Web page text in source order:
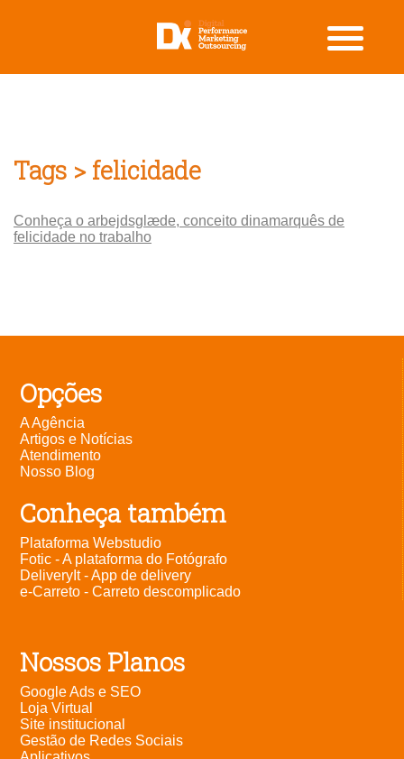
Tags > felicidade
Conheça o arbejdsglæde, conceito dinamarquês de
felicidade no trabalho
Opções
A Agência
Artigos e Notícias
Atendimento
Nosso Blog
Conheça também
Plataforma Webstudio
Fotic - A plataforma do Fotógrafo
DeliveryIt - App de delivery
e-Carreto - Carreto descomplicado
Nossos Planos
Google Ads e SEO
Loja Virtual
Site institucional
Gestão de Redes Sociais